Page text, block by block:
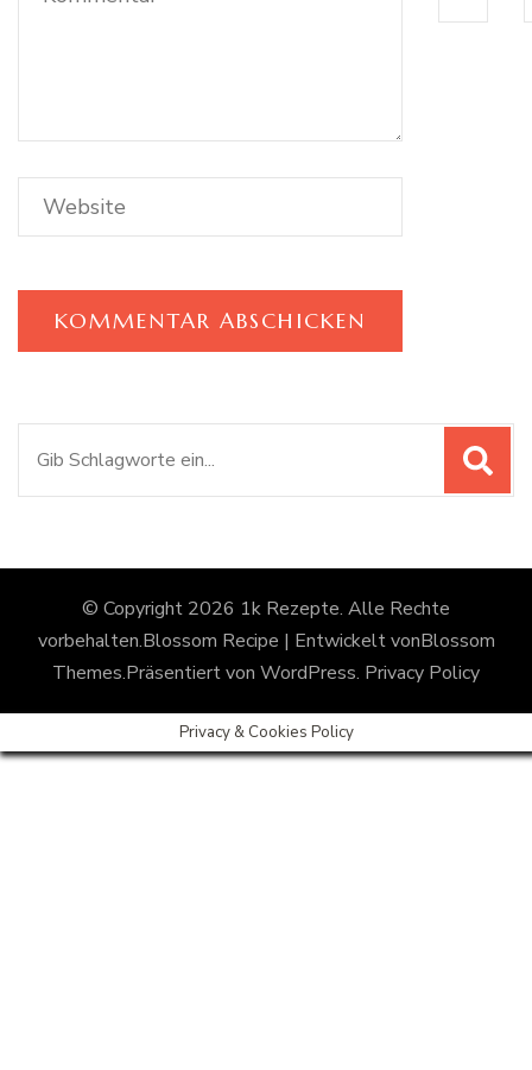
© Copyright 2026 1k Rezepte. Alle Rechte
vorbehalten.Blossom Recipe | Entwickelt vonBlossom
Themes.Präsentiert von WordPress. Privacy Policy
Privacy & Cookies Policy